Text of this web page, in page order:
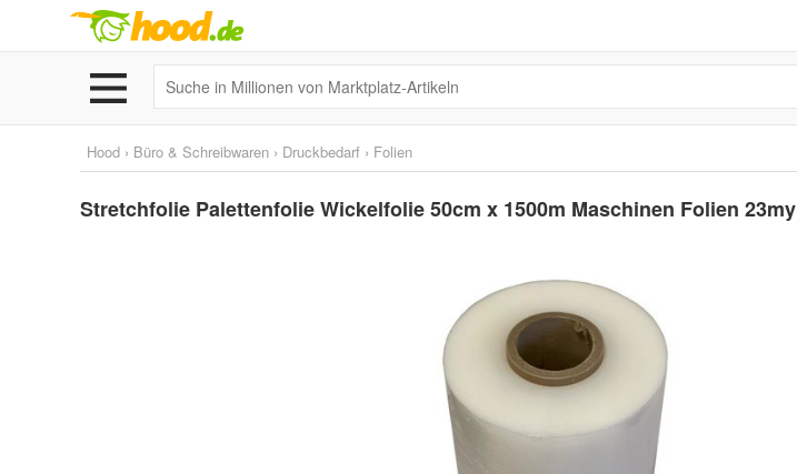
Hood › Büro & Schreibwaren › Druckbedarf › Folien
Stretchfolie Palettenfolie Wickelfolie 50cm x 1500m Maschinen Folien 23my